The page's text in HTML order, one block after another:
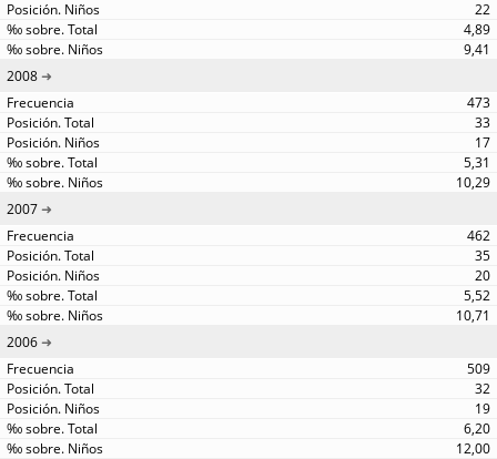
22
4,89
9,41
2008
473
33
17
5,31
10,29
2007
462
35
20
5,52
10,71
2006
509
32
19
6,20
12,00